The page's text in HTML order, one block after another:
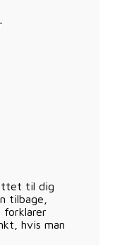
til dig
tilbage,
forklarer
hvis man